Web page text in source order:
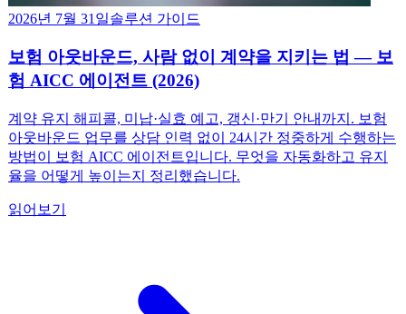
2026년 7월 31일솔루션 가이드
보험 아웃바운드, 사람 없이 계약을 지키는 법 — 보
험 AICC 에이전트 (2026)
계약 유지 해피콜, 미납·실효 예고, 갱신·만기 안내까지. 보험
아웃바운드 업무를 상담 인력 없이 24시간 정중하게 수행하는
방법이 보험 AICC 에이전트입니다. 무엇을 자동화하고 유지
율을 어떻게 높이는지 정리했습니다.
읽어보기